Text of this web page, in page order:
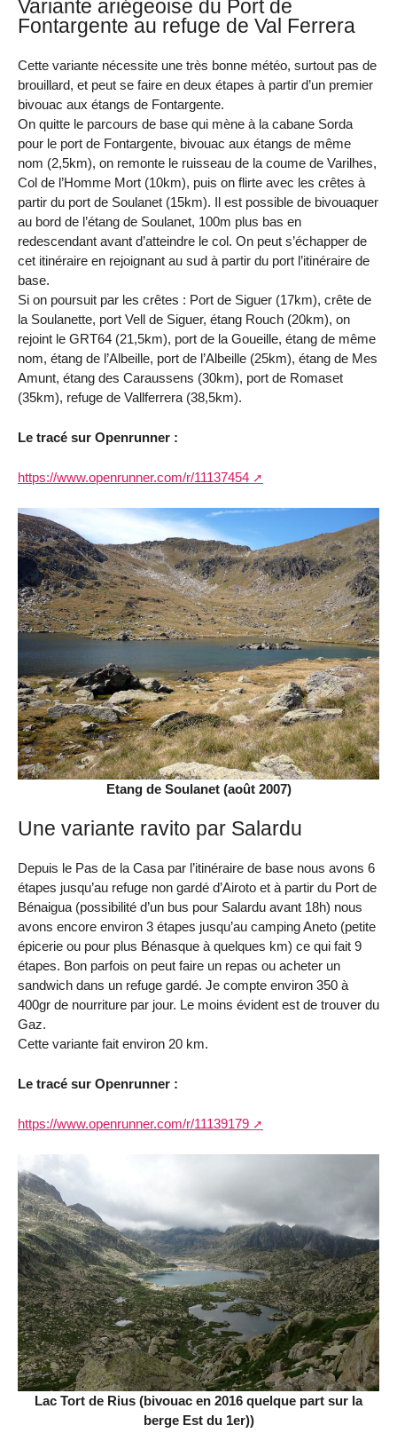
Variante ariégeoise du Port de
Fontargente au refuge de Val Ferrera
Cette variante nécessite une très bonne météo, surtout pas de
brouillard, et peut se faire en deux étapes à partir d’un premier
bivouac aux étangs de Fontargente.
On quitte le parcours de base qui mène à la cabane Sorda
pour le port de Fontargente, bivouac aux étangs de même
nom (2,5km), on remonte le ruisseau de la coume de Varilhes,
Col de l’Homme Mort (10km), puis on flirte avec les crêtes à
partir du port de Soulanet (15km). Il est possible de bivouaquer
au bord de l’étang de Soulanet, 100m plus bas en
redescendant avant d’atteindre le col. On peut s’échapper de
cet itinéraire en rejoignant au sud à partir du port l’itinéraire de
base.
Si on poursuit par les crêtes : Port de Siguer (17km), crête de
la Soulanette, port Vell de Siguer, étang Rouch (20km), on
rejoint le GRT64 (21,5km), port de la Goueille, étang de même
nom, étang de l’Albeille, port de l’Albeille (25km), étang de Mes
Amunt, étang des Caraussens (30km), port de Romaset
(35km), refuge de Vallferrera (38,5km).
Le tracé sur Openrunner :
https://www.openrunner.com/r/11137454
Etang de Soulanet (août 2007)
Une variante ravito par Salardu
Depuis le Pas de la Casa par l’itinéraire de base nous avons 6
étapes jusqu’au refuge non gardé d’Airoto et à partir du Port de
Bénaigua (possibilité d’un bus pour Salardu avant 18h) nous
avons encore environ 3 étapes jusqu’au camping Aneto (petite
épicerie ou pour plus Bénasque à quelques km) ce qui fait 9
étapes. Bon parfois on peut faire un repas ou acheter un
sandwich dans un refuge gardé. Je compte environ 350 à
400gr de nourriture par jour. Le moins évident est de trouver du
Gaz.
Cette variante fait environ 20 km.
Le tracé sur Openrunner :
https://www.openrunner.com/r/11139179
Lac Tort de Rius (bivouac en 2016 quelque part sur la
berge Est du 1er))